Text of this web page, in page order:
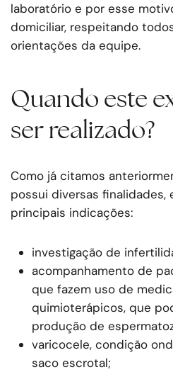
laboratório e por esse
domiciliar, respeitando
orientações da equipe.
Quando este
ser realizado?
Como já citamos
possui diversas finalidades,
principais indicações:
investigação de
acompanhamento de
que fazem uso de
quimioterápicos, que
produção de
varicocele, condição
saco escrotal;